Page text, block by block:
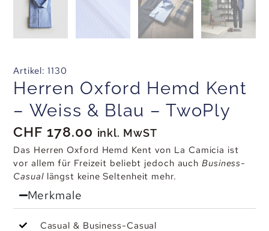
Artikel: 1130
Herren Oxford Hemd Kent
– Weiss & Blau – TwoPly
CHF 178.00 inkl. MwST
Das Herren Oxford Hemd Kent von La Camicia ist
vor allem für Freizeit beliebt jedoch auchBusiness-
Casuallängst keine Seltenheit mehr.
Merkmale
Casual & Business-Casual